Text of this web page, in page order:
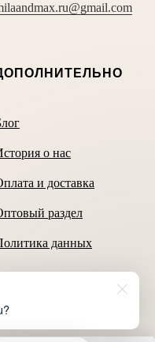
о нас
и доставка
раздел
данных